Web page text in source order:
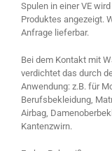
Spulen in einer VE
Produktes angezeigt.
Anfrage lieferbar.
Bei dem Kontakt mit
verdichtet das durch
Anwendung: z.B. für
Berufsbekleidung,
Airbag,
Kantenzwirn.